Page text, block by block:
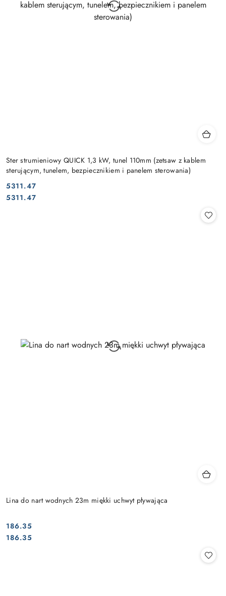
Ster strumieniowy QUICK 1,3 kW, tunel 110mm (zetsaw z kablem
sterującym, tunelem, bezpiecznikiem i panelem sterowania)
Cena:
5311.47
Cena:
5311.47
Lina do nart wodnych 23m miękki uchwyt pływająca
Cena:
186.35
Cena:
186.35